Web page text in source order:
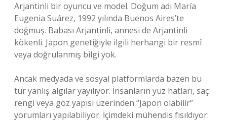
Arjantinli bir oyuncu ve model. Doğum adı María
Eugenia Suárez, 1992 yılında Buenos Aires’te
doğmuş. Babası Arjantinli, annesi de Arjantinli
kökenli. Japon genetiğiyle ilgili herhangi bir resmî
veya doğrulanmış bilgi yok.
Ancak medyada ve sosyal platformlarda bazen bu
tür yanlış algılar yayılıyor. İnsanların yüz hatları, saç
rengi veya göz yapısı üzerinden “Japon olabilir”
yorumları yapılabiliyor. İçimdeki mühendis fısıldıyor: